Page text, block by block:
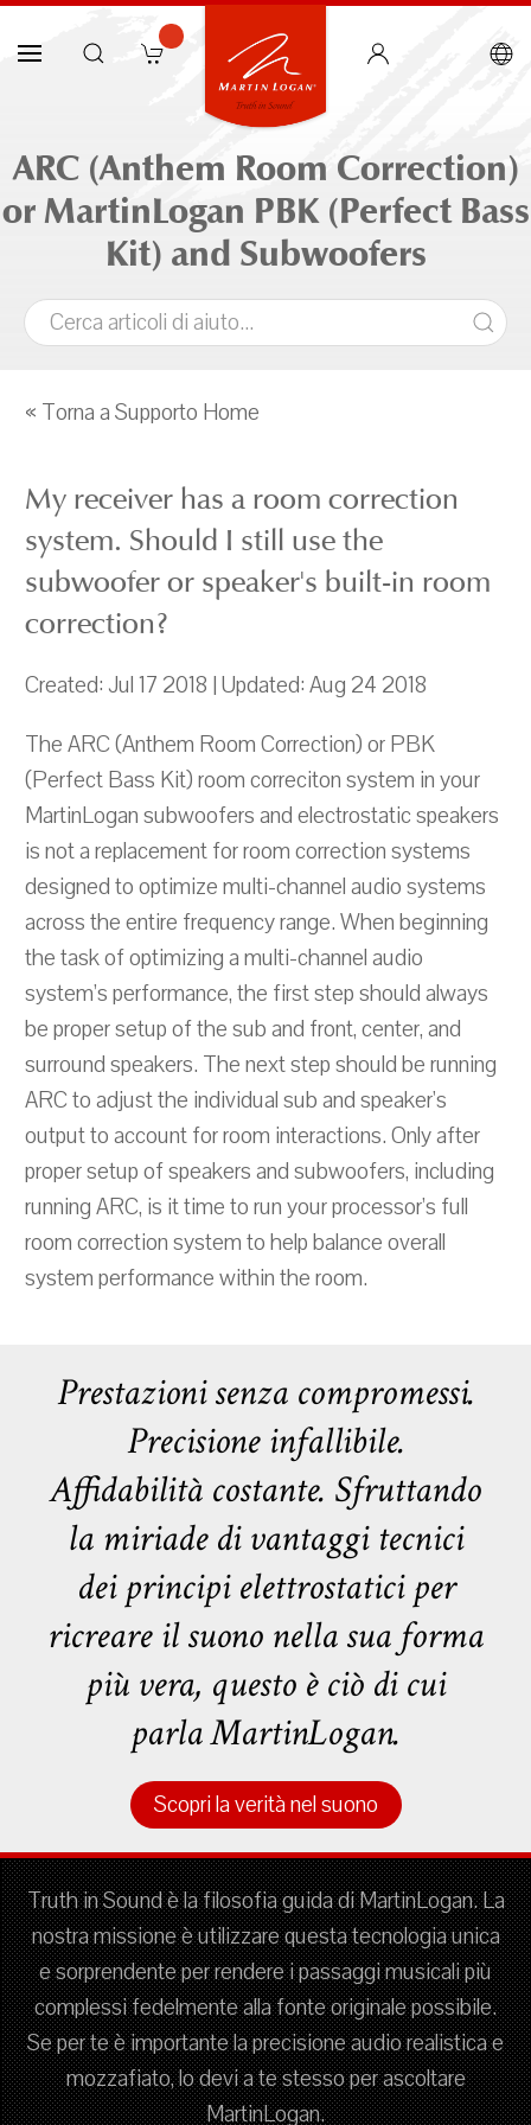
ARC (Anthem Room Correction)
or MartinLogan PBK (Perfect Bass
Kit) and Subwoofers
« Torna a Supporto Home
My receiver has a room correction
system. Should I still use the
subwoofer or speaker's built-in room
correction?
Created: Jul 17 2018 | Updated: Aug 24 2018
The ARC (Anthem Room Correction) or PBK
(Perfect Bass Kit) room correciton system in your
MartinLogan subwoofers and electrostatic speakers
is not a replacement for room correction systems
designed to optimize multi-channel audio systems
across the entire frequency range. When beginning
the task of optimizing a multi-channel audio
system’s performance, the first step should always
be proper setup of the sub and front, center, and
surround speakers. The next step should be running
ARC to adjust the individual sub and speaker's
output to account for room interactions. Only after
proper setup of speakers and subwoofers, including
running ARC, is it time to run your processor’s full
room correction system to help balance overall
system performance within the room.
Prestazioni senza compromessi.
Precisione infallibile.
Affidabilità costante. Sfruttando
la miriade di vantaggi tecnici
dei principi elettrostatici per
ricreare il suono nella sua forma
più vera, questo è ciò di cui
parla MartinLogan.
Scopri la verità nel suono
Truth in Sound è la filosofia guida di MartinLogan. La
nostra missione è utilizzare questa tecnologia unica
e sorprendente per rendere i passaggi musicali più
complessi fedelmente alla fonte originale possibile.
Se per te è importante la precisione audio realistica e
mozzafiato, lo devi a te stesso per ascoltare
MartinLogan.